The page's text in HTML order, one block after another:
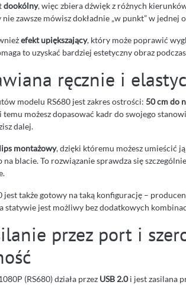
dookólny, więc zbiera dźwięk z różnych
zawsze mówisz dokładnie „w punkt” w jednej
efekt upiększający, który może poprawić
to uzyskać bardziej estetyczny obraz
ręcznie i
modelu RS680 jest zakres ostrości: 50 cm do
temu możesz dopasować kadr do swojego
dalej.
montażowy, dzięki któremu możesz umieścić
blacie. To rozwiązanie sprawdza się
jest także gotowy na taką konfigurację –
statywie jest możliwy bez dodatkowych
przez port i
(RS680) działa przez USB 2.0i jest zasilana